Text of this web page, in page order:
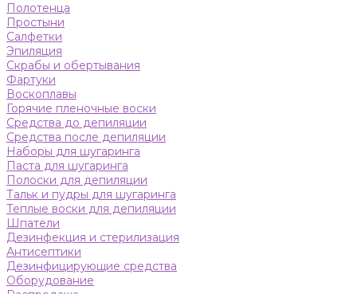
Полотенца
Простыни
Салфетки
Эпиляция
Скрабы и обертывания
Фартуки
Воскоплавы
Горячие пленочные воски
Средства до депиляции
Средства после депиляции
Наборы для шугаринга
Паста для шугаринга
Полоски для депиляции
Тальк и пудры для шугаринга
Теплые воски для депиляции
Шпатели
Дезинфекция и стерилизация
Антисептики
Дезинфицирующие средства
Оборудование